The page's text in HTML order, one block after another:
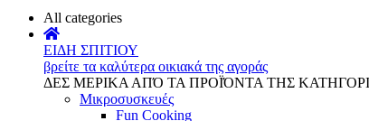
All categories
ΕΙΔΗ ΣΠΙΤΙΟΥ
βρείτε τα καλύτερα οικιακά της αγοράς
ΔΕΣ ΜΕΡΙΚΑ ΑΠΌ ΤΑ ΠΡΟΪΌΝΤΑ ΤΗΣ
Μικροσυσκευές
Fun Cooking